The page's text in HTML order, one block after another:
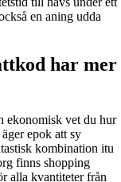
en aning udda
har mer
ekonomisk vet du hur
epok att sy
kombination itu
finns shopping
alla kvantiteter från